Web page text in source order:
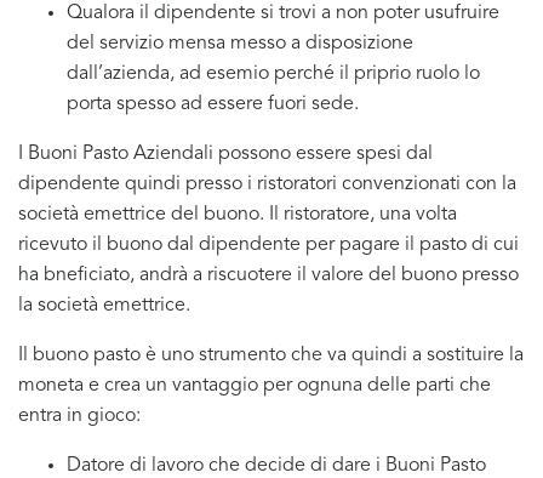
Qualora il dipendente si trovi a non poter usufruire
del servizio mensa messo a disposizione
dall’azienda, ad esemio perché il priprio ruolo lo
porta spesso ad essere fuori sede.
I Buoni Pasto Aziendali possono essere spesi dal
dipendente quindi presso i ristoratori convenzionati con la
società emettrice del buono. Il ristoratore, una volta
ricevuto il buono dal dipendente per pagare il pasto di cui
ha bneficiato, andrà a riscuotere il valore del buono presso
la società emettrice.
Il buono pasto è uno strumento che va quindi a sostituire la
moneta e crea un vantaggio per ognuna delle parti che
entra in gioco:
Datore di lavoro che decide di dare i Buoni Pasto